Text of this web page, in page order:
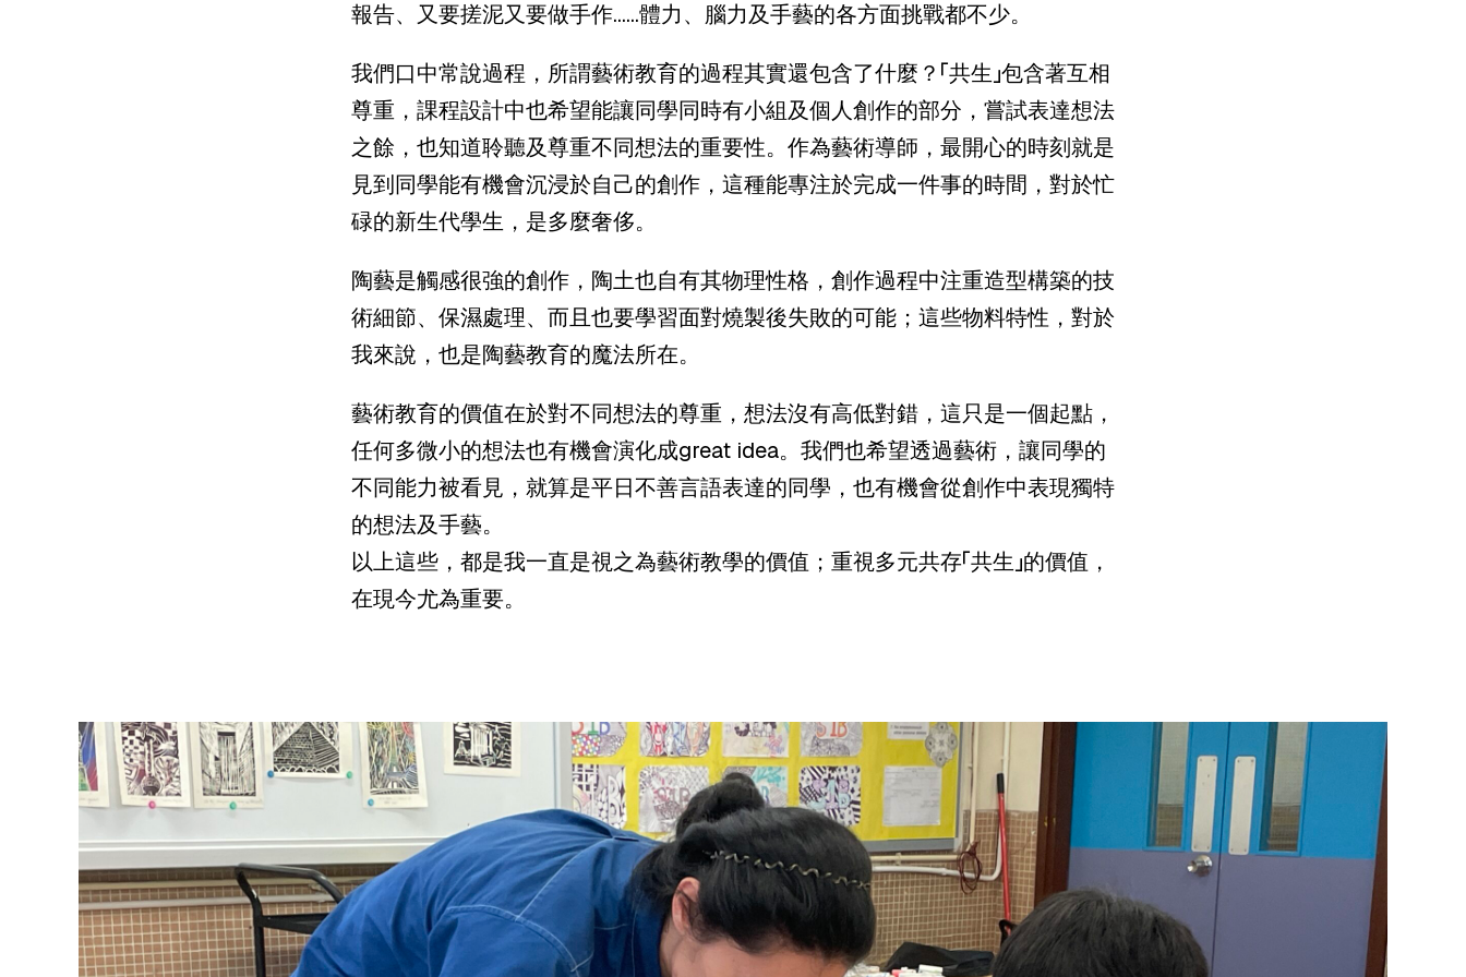
報告、又要搓泥又要做手作……體力、腦力及手藝的各方面挑戰都不少。
我們口中常說過程，所謂藝術教育的過程其實還包含了什麼？「共生」包含著互相
尊重，課程設計中也希望能讓同學同時有小組及個人創作的部分，嘗試表達想法
之餘，也知道聆聽及尊重不同想法的重要性。作為藝術導師，最開心的時刻就是
見到同學能有機會沉浸於自己的創作，這種能專注於完成一件事的時間，對於忙
碌的新生代學生，是多麼奢侈。
陶藝是觸感很強的創作，陶土也自有其物理性格，創作過程中注重造型構築的技
術細節、保濕處理、而且也要學習面對燒製後失敗的可能；這些物料特性，對於
我來說，也是陶藝教育的魔法所在。
藝術教育的價值在於對不同想法的尊重，想法沒有高低對錯，這只是一個起點，
任何多微小的想法也有機會演化成great idea。我們也希望透過藝術，讓同學的
不同能力被看見，就算是平日不善言語表達的同學，也有機會從創作中表現獨特
的想法及手藝。
以上這些，都是我一直是視之為藝術教學的價值；重視多元共存「共生」的價值，
在現今尤為重要。